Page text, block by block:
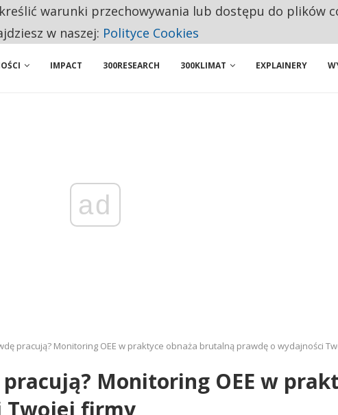
NA PODSTAWOWE ZAKUPY
IMPACT 300RESEARCH 300KLIMAT EXPLAINERY
ad
pracują? Monitoring OEE w praktyce obnaża brutalną prawdę o wydajności
Monitoring OEE w
Twojej firmy
warunki przechowywania lub dostępu do plików
w naszej: Polityce Cookies